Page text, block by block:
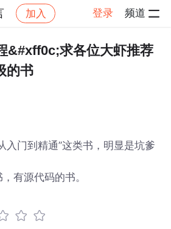
加入 登录 频道
他语言 帖子详情
&#xff0c;求各位大虾推荐
的书
入门到精通”这类书，明显是坑爹
有源代码的书。